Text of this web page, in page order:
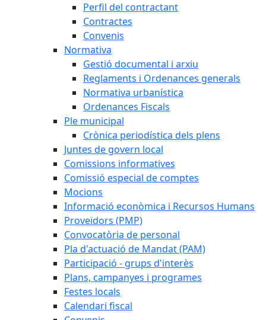
Perfil del contractant
Contractes
Convenis
Normativa
Gestió documental i arxiu
Reglaments i Ordenances generals
Normativa urbanística
Ordenances Fiscals
Ple municipal
Crònica periodística dels plens
Juntes de govern local
Comissions informatives
Comissió especial de comptes
Mocions
Informació econòmica i Recursos Humans
Proveïdors (PMP)
Convocatòria de personal
Pla d'actuació de Mandat (PAM)
Participació - grups d'interès
Plans, campanyes i programes
Festes locals
Calendari fiscal